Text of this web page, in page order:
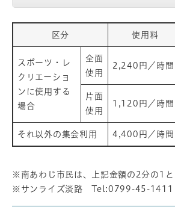
区分 使用料
スポーツ・レ
クリエーショ
ンに使用する
場合
全面
使用
2,240円／時間
片面
使用
1,120円／時間
それ以外の集会利用 4,400円／時間
※南あわじ市民は、上記金額の2分の1と
※サンライズ淡路 Tel:0799-45-1411